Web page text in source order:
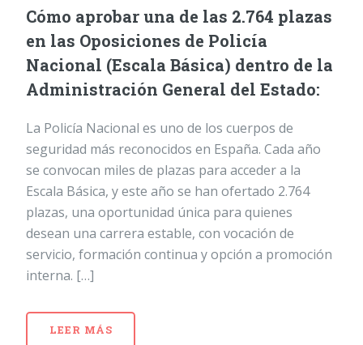
Cómo aprobar una de las 2.764 plazas
en las Oposiciones de Policía
Nacional (Escala Básica) dentro de la
Administración General del Estado:
La Policía Nacional es uno de los cuerpos de
seguridad más reconocidos en España. Cada año
se convocan miles de plazas para acceder a la
Escala Básica, y este año se han ofertado 2.764
plazas, una oportunidad única para quienes
desean una carrera estable, con vocación de
servicio, formación continua y opción a promoción
interna. […]
LEER MÁS